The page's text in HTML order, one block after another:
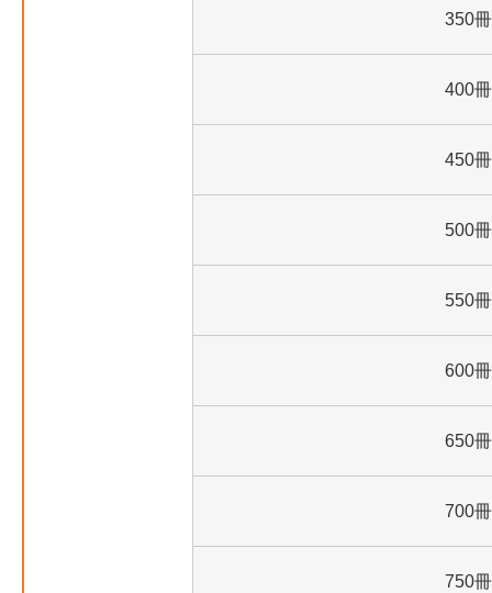
350冊
400冊
450冊
500冊
550冊
600冊
650冊
700冊
750冊